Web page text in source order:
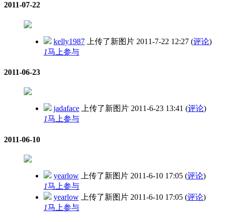
2011-07-22
kelly1987 上传了新图片 2011-7-22 12:27 (评论)
1马上参与
2011-06-23
jadaface 上传了新图片 2011-6-23 13:41 (评论)
1马上参与
2011-06-10
yearlow 上传了新图片 2011-6-10 17:05 (评论)
1马上参与
yearlow 上传了新图片 2011-6-10 17:05 (评论)
1马上参与